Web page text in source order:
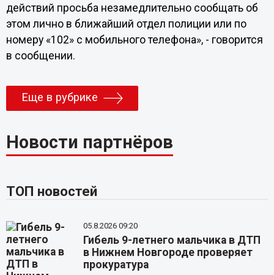
действий просьба незамедлительно сообщать об
этом лично в ближайший отдел полиции или по
номеру «102» с мобильного телефона», - говорится
в сообщении.
Еще в рубрике
Новости партнёров
ТОП новостей
05.8.2026 09:20
Гибель 9-летнего мальчика в ДТП
в Нижнем Новгороде проверяет
прокуратура